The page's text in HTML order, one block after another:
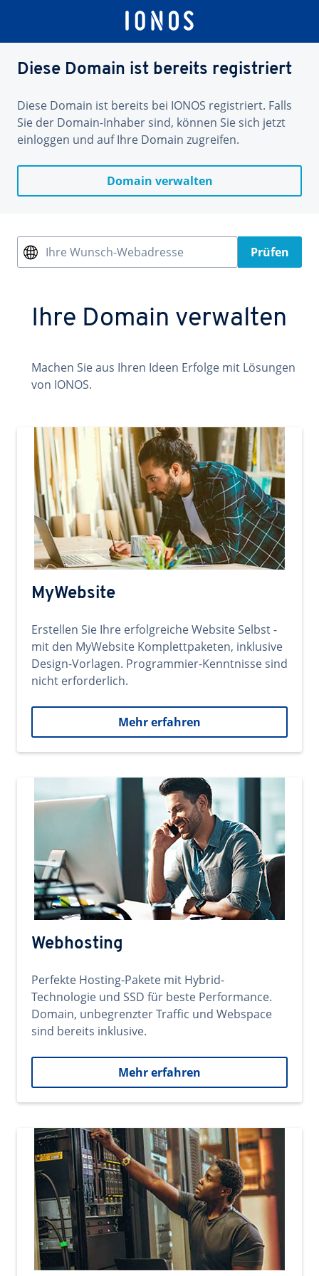
Diese Domain ist bereits registriert
Diese Domain ist bereits bei IONOS registriert. Falls
Sie der Domain-Inhaber sind, können Sie sich jetzt
einloggen und auf Ihre Domain zugreifen.
Domain verwalten
Ihre Wunsch-Webadresse Prüfen
Ihre Domain verwalten
Machen Sie aus Ihren Ideen Erfolge mit Lösungen
von IONOS.
MyWebsite
Erstellen Sie Ihre erfolgreiche Website Selbst -
mit den MyWebsite Komplettpaketen, inklusive
Design-Vorlagen. Programmier-Kenntnisse sind
nicht erforderlich.
Mehr erfahren
Webhosting
Perfekte Hosting-Pakete mit Hybrid-
Technologie und SSD für beste Performance.
Domain, unbegrenzter Traffic und Webspace
sind bereits inklusive.
Mehr erfahren